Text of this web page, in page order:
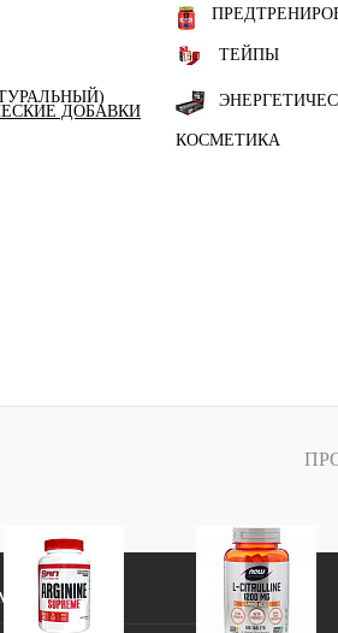
ДОБАВКИ
ТЕЙПЫ
КОСМЕТИКА